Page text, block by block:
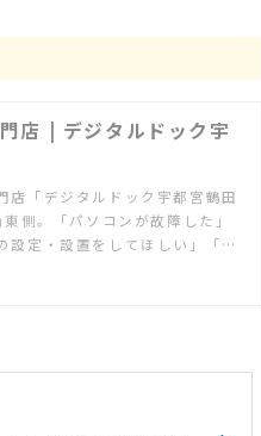
店 | デジタルドック宇
店「デジタルドック宇都宮鶴田
側。「パソコンが故障した」
設定・設置をしてほしい」「ネ